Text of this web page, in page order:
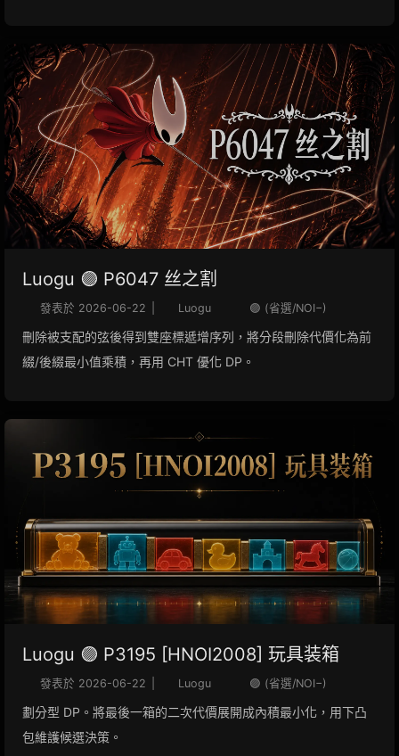
Luogu 🟣 P6047 丝之割
發表於 2026-06-22 Luogu 🟣 (省選/NOI−)
刪除被支配的弦後得到雙座標遞增序列，將分段刪除代價化為前
綴/後綴最小值乘積，再用 CHT 優化 DP。
Luogu 🟣 P3195 [HNOI2008] 玩具装箱
發表於 2026-06-22 Luogu 🟣 (省選/NOI−)
劃分型 DP。將最後一箱的二次代價展開成內積最小化，用下凸
包維護候選決策。